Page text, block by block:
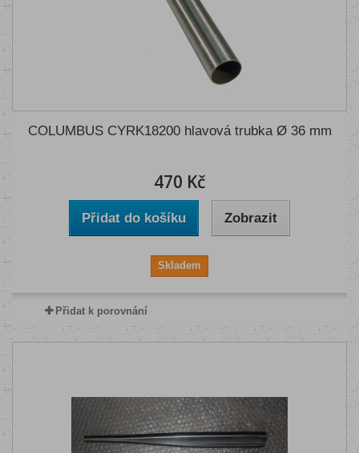
COLUMBUS CYRK18200 hlavová trubka Ø 36 mm
470 Kč
Přidat do košíku Zobrazit
Skladem
Přidat k porovnání